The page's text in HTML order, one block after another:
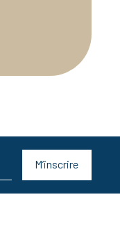
M’inscrire